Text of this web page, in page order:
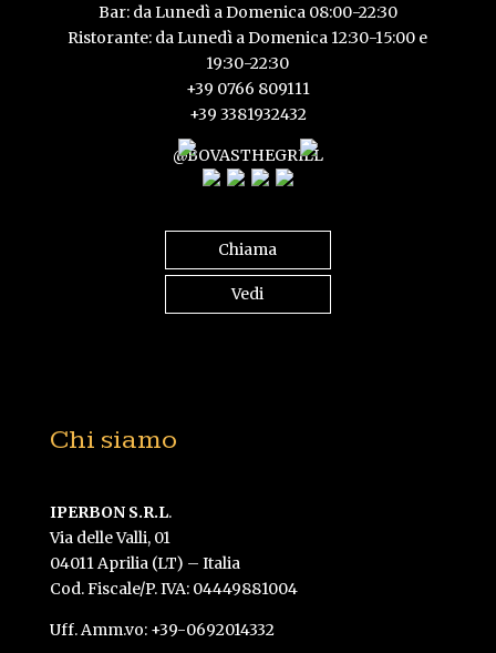
Bar: da Lunedì a Domenica 08:00-22:30
Ristorante: da Lunedì a Domenica 12:30-15:00 e
19:30-22:30
+39 0766 809111
+39 3381932432
@BOVASTHEGRILL
Chiama
Vedi
Chi siamo
IPERBON S.R.L.
Via delle Valli, 01
04011 Aprilia (LT) – Italia
Cod. Fiscale/P. IVA: 04449881004
Uff. Amm.vo: +39-0692014332